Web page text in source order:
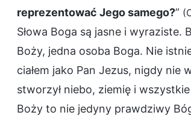
reprezentować Jego samego?”
Słowa Boga są jasne i
Boży, jedna osoba Boga. Nie
ciałem jako Pan Jezus, nigdy nie
stworzył niebo, ziemię i
Boży to nie jedyny prawdziwy